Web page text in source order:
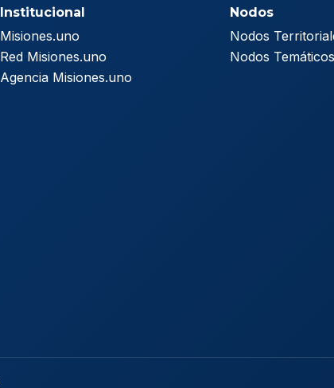
Institucional
Misiones.uno
Red Misiones.uno
Agencia Misiones.uno
Nodos
Nodos
Nodos Temáticos